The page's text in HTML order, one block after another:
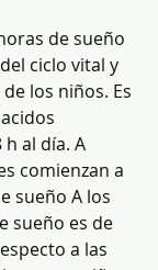
de sueño
ciclo vital y
los niños. Es
al día. A
comienzan a
sueño A los
sueño es de
a las